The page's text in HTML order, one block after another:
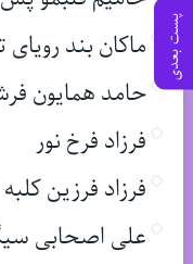
پست بعدی
ماکان بند
حامد همایون
فرزاد فرخ نور
فرزاد فرزین کلبه
علی اصحابی